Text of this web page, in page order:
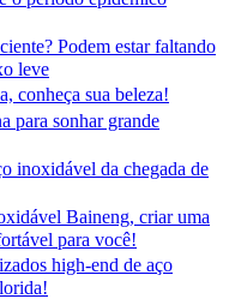
Podem estar faltando
leve
conheça sua beleza!
para sonhar grande
inoxidável da chegada de
Baineng, criar uma
para você!
high-end de aço